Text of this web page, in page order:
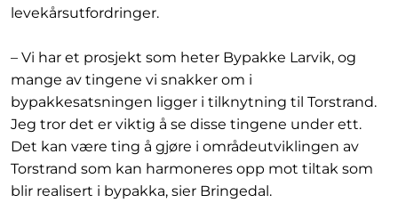
levekårsutfordringer.
– Vi har et prosjekt som heter Bypakke Larvik, og
mange av tingene vi snakker om i
bypakkesatsningen ligger i tilknytning til Torstrand.
Jeg tror det er viktig å se disse tingene under ett.
Det kan være ting å gjøre i områdeutviklingen av
Torstrand som kan harmoneres opp mot tiltak som
blir realisert i bypakka, sier Bringedal.